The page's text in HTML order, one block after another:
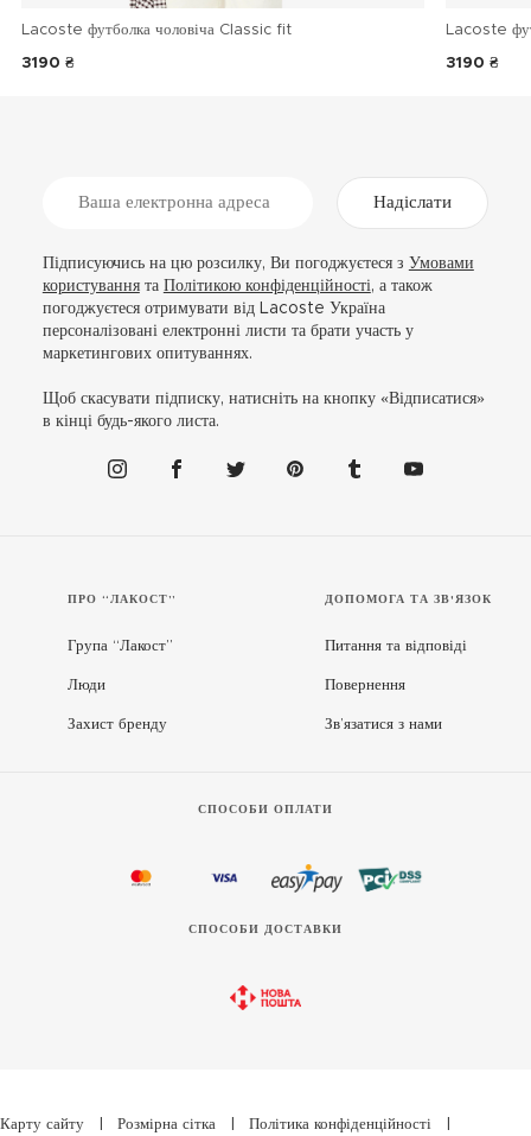
Lacoste футболка чоловіча Classic fit
3190 ₴
Lacoste
3190 ₴
Надіслати
Підписуючись на цю розсилку, Ви погоджуєтеся з Умовами
користуваннята Політикою конфіденційності, а також
погоджуєтеся отримувати від Lacoste Україна
персоналізовані електронні листи та брати участь у
маркетингових опитуваннях.
Щоб скасувати підписку, натисніть на кнопку «Відписатися»
в кінці будь-якого листа.
ПРО “ЛАКОСТ”
Група “Лакост”
Люди
Захист бренду
ДОПОМОГА ТА ЗВ'ЯЗОК
Питання та відповіді
Повернення
Зв’язатися з нами
СПОСОБИ ОПЛАТИ
СПОСОБИ ДОСТАВКИ
Карту сайту Розмірна сітка Політика конфіденційності